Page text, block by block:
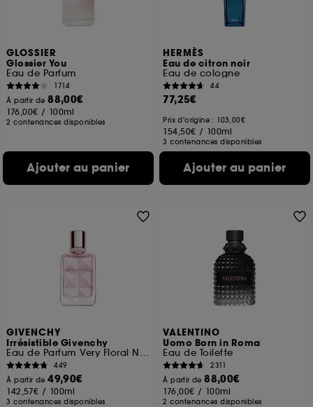
GLOSSIER
Glossier You
Eau de Parfum
1714
À partir de88,00€
176,00€ / 100ml
2 contenances disponibles
Ajouter au panier
HERMÈS
Eau de citron noir
Eau de cologne
44
77,25€
Prix d'origine : 103,00€
154,50€ / 100ml
3 contenances disponibles
Ajouter au panier
GIVENCHY
Irrésistible Givenchy
Eau de Parfum Very Floral Notes Florales Boisées
449
À partir de49,90€
142,57€ / 100ml
3 contenances disponibles
VALENTINO
Uomo Born in Roma
Eau de Toilette
2311
À partir de88,00€
176,00€ / 100ml
2 contenances disponibles